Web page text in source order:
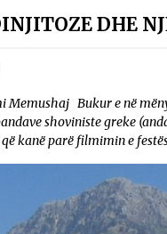
DHE
Memushaj Bukur e në
shoviniste greke
kanë parë filmimin e